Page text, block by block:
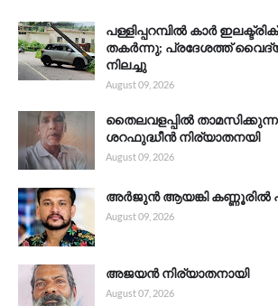
പള്ളിപ്പറമ്പിൽ കാർ ഇലക്ട്രിക്
തകർന്നു; പ്രദേശത്ത്
നിലച്ചു
August 09, 2026
തൈലവളപ്പിൽ താമസിക്കുന്ന
ശറഫുദ്ധീൻ നിര്യാതനയി
August 09, 2026
അർജുൻ ആയങ്കി കണ്ണൂരിൽ
August 09, 2026
അജയൻ നിര്യാതനായി
August 07, 2026